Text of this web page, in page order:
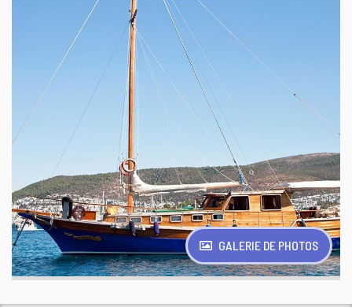
GALERIE DE PHOTOS